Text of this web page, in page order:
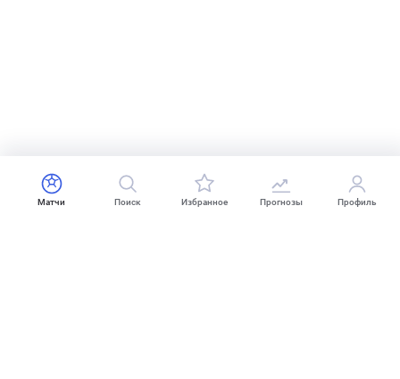
Матчи Поиск Избранное Прогнозы Профиль